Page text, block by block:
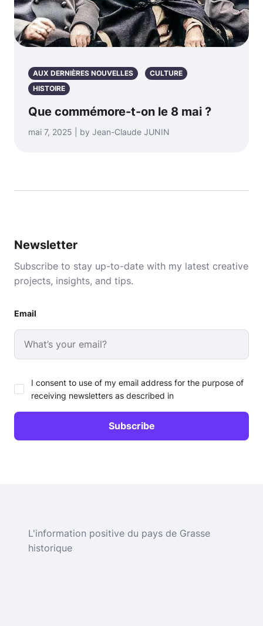
AUX DERNIÈRES NOUVELLES
CULTURE
HISTOIRE
Que commémore-t-on le 8 mai ?
mai 7, 2025 | by Jean-Claude JUNIN
Newsletter
Subscribe to stay up-to-date with my latest creative
projects, insights, and tips.
Email
I consent to use of my email address for the purpose of
receiving newsletters as described in
L'information positive du pays de Grasse
historique